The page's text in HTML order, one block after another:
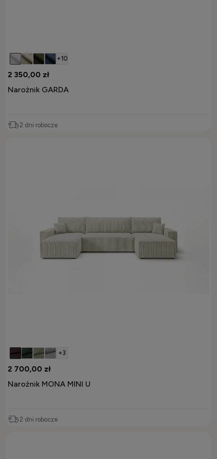
+10
2 350,00 zł
Narożnik GARDA
2 dni robocze
+3
2 700,00 zł
Narożnik MONA MINI U
2 dni robocze